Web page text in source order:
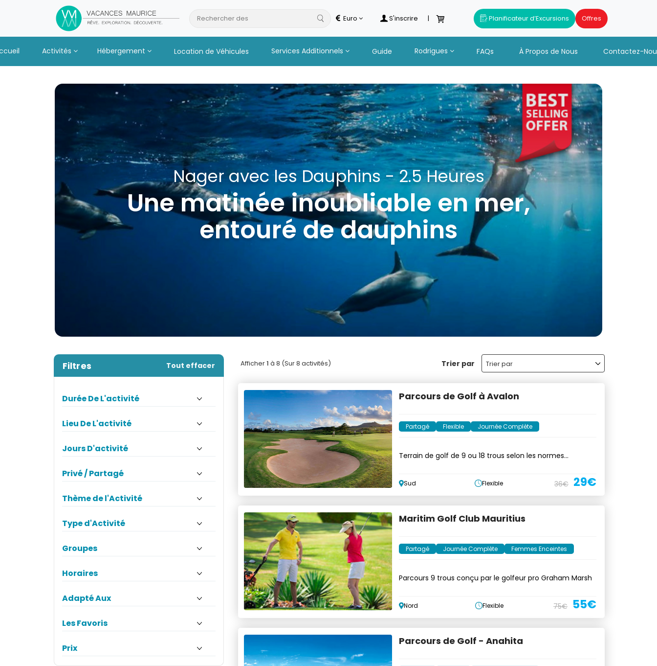
Rechercher des Euro S'inscrire | Planificateur d’Excursions Offres
Activités Hébergement Location de Véhicules Services Additionnels Guide Rodrigues FAQs À Propos de Nous Contactez-
Nager avec les Dauphins - 2.5 Heures
Une matinée inoubliable en mer,
entouré de dauphins
Filtres Tout effacer
Durée De L'activité
Lieu De L'activité
Jours D'activité
Privé / Partagé
Thème de l'Activité
Type d'Activité
Groupes
Horaires
Adapté Aux
Les Favoris
Prix
Afficher1 à 8 (Sur 8 activités) Trier par Trier par
Parcours de Golf à Avalon
Partagé Flexible Journée Complète
Terrain de golf de 9 ou 18 trous selon les normes
Sud Flexible 36€ 29€
Maritim Golf Club Mauritius
Partagé Journée Complète Femmes Enceintes
Parcours 9 trous conçu par le golfeur pro Graham Marsh
Nord Flexible 75€ 55€
Parcours de Golf - Anahita